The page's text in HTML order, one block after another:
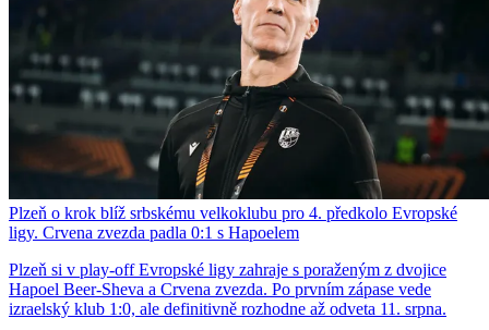
Plzeň o krok blíž srbskému velkoklubu pro 4. předkolo Evropské
ligy. Crvena zvezda padla 0:1 s Hapoelem
Plzeň si v play-off Evropské ligy zahraje s poraženým z dvojice
Hapoel Beer-Sheva a Crvena zvezda. Po prvním zápase vede
izraelský klub 1:0, ale definitivně rozhodne až odveta 11. srpna.